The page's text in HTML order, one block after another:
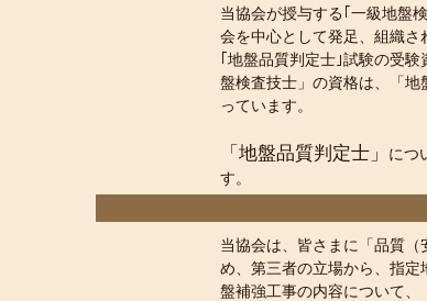
当協会が授与する｢一級地盤
会を中心として発足、組織
｢地盤品質判定士｣試験の受
盤検査技士」の資格は、「
っています。
「地盤品質判定士」 につ
す。
当協会は、皆さまに「品質
め、第三者の立場から、指
盤補強工事の内容について